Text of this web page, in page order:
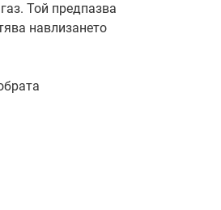
Той предпазва
навлизането